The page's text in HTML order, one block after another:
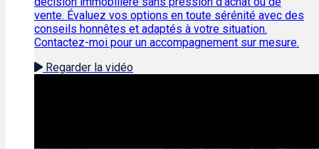
vente. Évaluez vos options en toute sérénité avec des
conseils honnêtes et adaptés à votre situation.
Contactez-moi pour un accompagnement sur mesure.
Regarder la vidéo